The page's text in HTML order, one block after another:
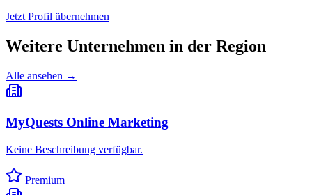
Jetzt Profil übernehmen
Weitere Unternehmen in der Region
Alle ansehen →
MyQuests Online Marketing
Keine Beschreibung verfügbar.
Premium